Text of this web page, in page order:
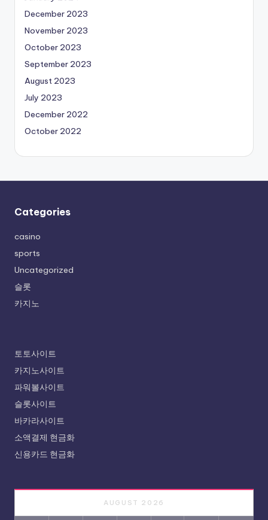
December 2023
November 2023
October 2023
September 2023
August 2023
July 2023
December 2022
October 2022
Categories
casino
sports
Uncategorized
슬롯
카지노
토토사이트
카지노사이트
파워볼사이트
슬롯사이트
바카라사이트
소액결제 현금화
신용카드 현금화
AUGUST 2026